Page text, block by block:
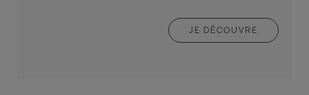
JE DÉCOUVRE